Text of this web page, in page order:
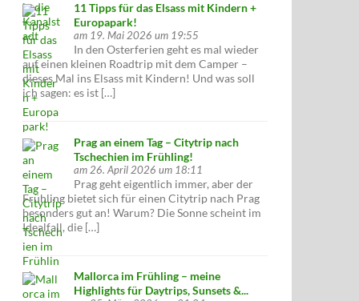
11 Tipps für das Elsass mit Kindern +
Europapark!
am 19. Mai 2026 um 19:55
In den Osterferien geht es mal wieder
auf einen kleinen Roadtrip mit dem Camper –
dieses Mal ins Elsass mit Kindern! Und was soll
ich sagen: es ist […]
Prag an einem Tag – Citytrip nach
Tschechien im Frühling!
am 26. April 2026 um 18:11
Prag geht eigentlich immer, aber der
Frühling bietet sich für einen Citytrip nach Prag
besonders gut an! Warum? Die Sonne scheint im
Idealfall, die […]
Mallorca im Frühling – meine
Highlights für Daytrips, Sunsets &...